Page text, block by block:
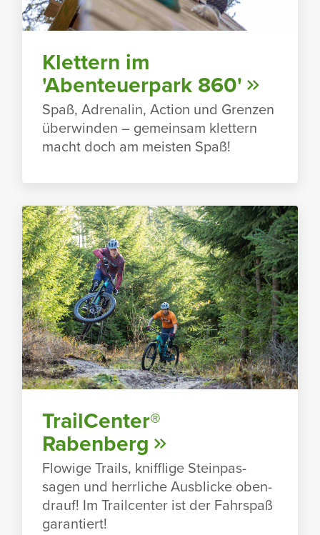
Klet­tern im
'Aben­teu­er­park 860'
Spaß, Adre­nalin, Action und Grenzen
über­winden – gemeinsam klet­tern
macht doch am meisten Spaß!
TrailCenter®
Raben­berg
Flowige Trails, kniff­lige Stein­pas­
sagen und herr­liche Ausblicke oben­
drauf! Im Trailcenter ist der Fahr­spaß
garan­tiert!